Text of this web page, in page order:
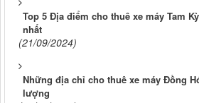
Top 5 Địa điểm cho thuê xe máy Tam
nhất
(21/09/2024)
Những địa chỉ cho thuê xe máy Đồng
lượng